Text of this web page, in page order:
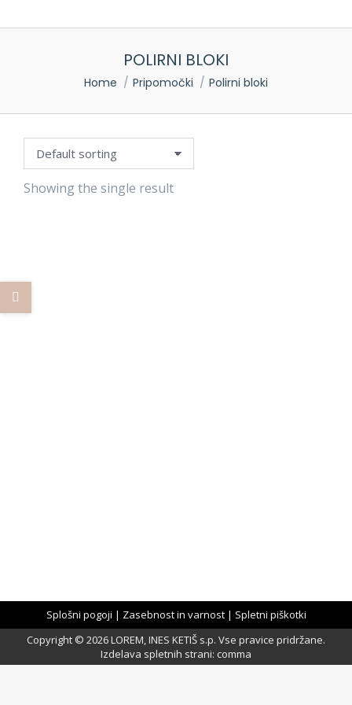
POLIRNI BLOKI
You are here:
Home Pripomočki Polirni bloki
Showing the single result
Splošni pogoji | Zasebnost in varnost| Spletni piškotki
Copyright © 2026 LOREM, INES KETIŠ s.p. Vse pravice pridržane.
Izdelava spletnih strani: comma